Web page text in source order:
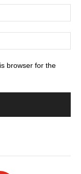
browser for the